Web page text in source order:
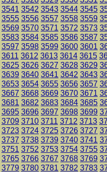
3541 3542 3543 3544 3545
3555 3556 3557 3558 3559
3569 3570 3571 3572 3573
3583 3584 3585 3586 3587
3597 3598 3599 3600 3601
3611 3612 3613 3614 3615
3625 3626 3627 3628 3629
3639 3640 3641 3642 3643
3653 3654 3655 3656 3657
3667 3668 3669 3670 3671
3681 3682 3683 3684 3685
3695 3696 3697 3698 3699
3709 3710 3711 3712 3713
3723 3724 3725 3726 3727
3737 3738 3739 3740 3741
3751 3752 3753 3754 3755
3765 3766 3767 3768 3769
3779 3780 3781 3782 3783